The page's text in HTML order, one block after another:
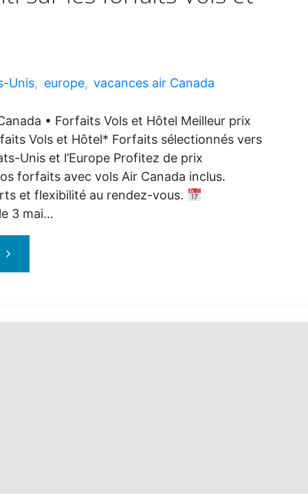
Unis, europe, vacances air Canada
• Forfaits Vols et Hôtel Meilleur prix
Vols et Hôtel* Forfaits sélectionnés vers
Unis et l’Europe Profitez de prix
forfaits avec vols Air Canada inclus.
et flexibilité au rendez-vous.
3 mai…